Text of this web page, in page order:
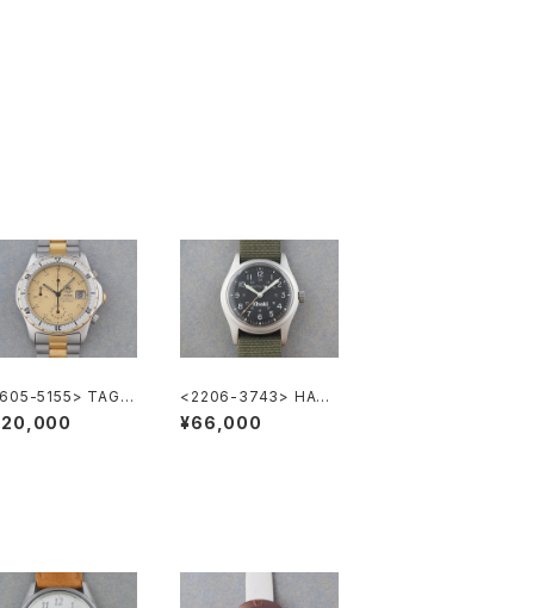
5155> TAG H
2000 Chronog
<2206-3743> HAMI
LTON Khaki
¥66,000